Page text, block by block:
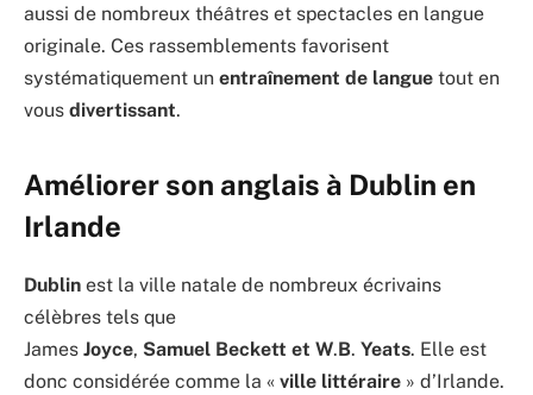
aussi de nombreux théâtres et spectacles en langue
originale. Ces rassemblements favorisent
systématiquement un entraînement de langue tout en
vous divertissant.
Améliorer son anglais à Dublin en
Irlande
Dublin est la ville natale de nombreux écrivains
célèbres tels que
James Joyce, Samuel Beckett et W.B. Yeats. Elle est
donc considérée comme la « ville littéraire » d’Irlande.